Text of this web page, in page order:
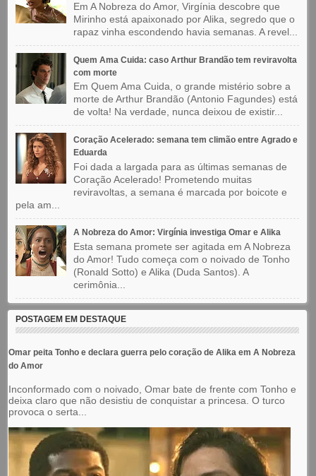
Em A Nobreza do Amor, Virgínia descobre que
Mirinho está apaixonado por Alika, segredo que o
rapaz vinha escondendo havia semanas. A revel...
Quem Ama Cuida: caso Arthur Brandão tem reviravolta
com morte
Em Quem Ama Cuida, o grande mistério sobre a
morte de Arthur Brandão (Antonio Fagundes) está
de volta! Na verdade, nunca deixou de existir...
Coração Acelerado: semana tem climão entre Agrado e
Eduarda
Foi dada a largada para as últimas semanas de
Coração Acelerado! Prometendo muitas
reviravoltas, a semana é marcada por boicote e
pela am...
A Nobreza do Amor: Virgínia investiga Omar e Alika
Esta semana promete ser agitada em A Nobreza
do Amor! Tudo começa com o noivado de Tonho
(Ronald Sotto) e Alika (Duda Santos). A
cerimônia...
POSTAGEM EM DESTAQUE
Omar peita Tonho e declara guerra pelo coração de Alika em A Nobreza
do Amor
Inconformado com o noivado, Omar bate de frente com Tonho e
deixa claro que não desistiu de conquistar a princesa. O turco
provoca o serta...